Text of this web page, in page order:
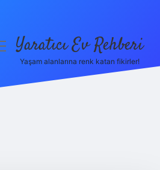
Yaratıcı Ev Rehberi
Yaşam alanlarına renk katan fikirler!